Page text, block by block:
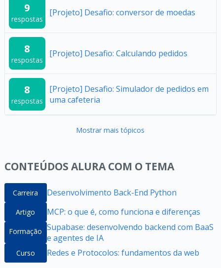
9
respostas
[Projeto] Desafio: conversor de moedas
8
respostas
[Projeto] Desafio: Calculando pedidos
8
respostas
[Projeto] Desafio: Simulador de pedidos em
uma cafeteria
Mostrar mais tópicos
CONTEÚDOS ALURA COM O TEMA
Carreira Desenvolvimento Back-End Python
Artigo MCP: o que é, como funciona e diferenças
Formação Supabase: desenvolvendo backend com BaaS
e agentes de IA
Curso Redes e Protocolos: fundamentos da web